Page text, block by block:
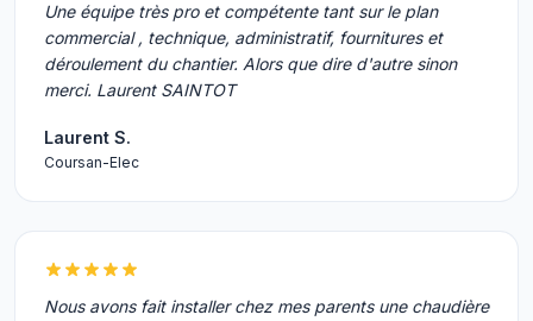
Une équipe très pro et compétente tant sur le plan
commercial , technique, administratif, fournitures et
déroulement du chantier. Alors que dire d'autre sinon
merci. Laurent SAINTOT
Laurent S.
Coursan-Elec
Nous avons fait installer chez mes parents une chaudière